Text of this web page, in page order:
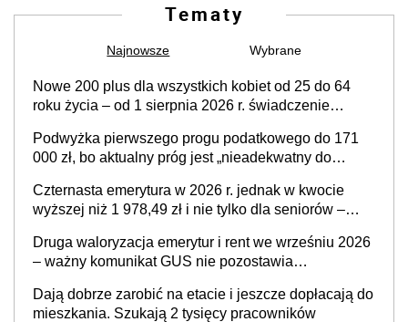
Tematy
Najnowsze Wybrane
Nowe 200 plus dla wszystkich kobiet od 25 do 64
roku życia – od 1 sierpnia 2026 r. świadczenie
Podwyżka pierwszego progu podatkowego do 171
000 zł, bo aktualny próg jest „nieadekwatny do
Czternasta emerytura w 2026 r. jednak w kwocie
wyższej niż 1 978,49 zł i nie tylko dla seniorów –
kwotą świadczenia?
Druga waloryzacja emerytur i rent we wrześniu 2026
– ważny komunikat GUS nie pozostawia
podwyżkę świadczeń?
Dają dobrze zarobić na etacie i jeszcze dopłacają do
mieszkania. Szukają 2 tysięcy pracowników